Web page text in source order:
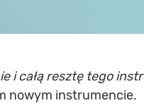
i całą resztę tego
nowym instrumencie.